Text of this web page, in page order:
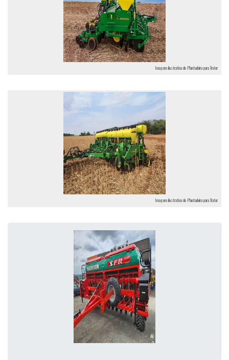
Imagem ilustrativa de Plantadeira para Trator
Imagem ilustrativa de Plantadeira para Trator